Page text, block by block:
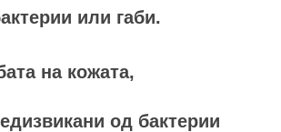
или габи.
на кожата,
од бактерии